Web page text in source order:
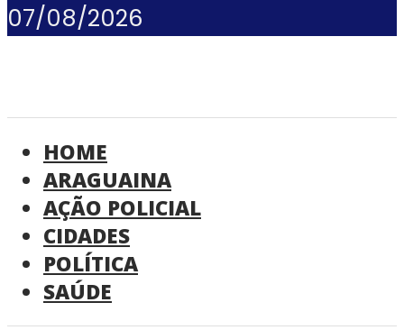
07/08/2026
HOME
ARAGUAINA
AÇÃO POLICIAL
CIDADES
POLÍTICA
SAÚDE